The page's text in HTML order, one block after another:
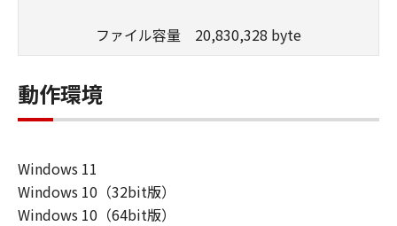
がないこと、その他本ソフトウェアに関し
キヤノン、キヤノンマーケティングジャパ
ン株式会社およびキヤノンのライセンサー
連して生ずる直接的または間接的な損失、
損害等について、いかなる場合においても
一切の責任を負いません。
ファイル容量 20,830,328 byte
動作環境
Windows 11
Windows 10（32bit版）
Windows 10（64bit版）